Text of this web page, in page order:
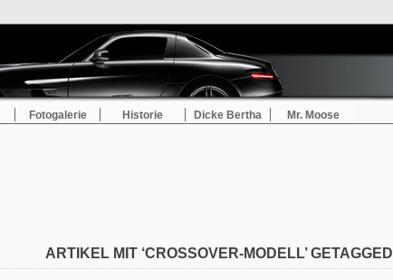
Fotogalerie Historie Dicke Bertha Mr. Moose
ARTIKEL MIT ‘CROSSOVER-MODELL’ GETAGGED